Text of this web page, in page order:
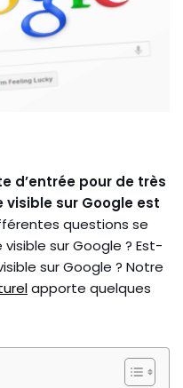
d’entrée pour de très
visible sur Google est
questions se
sur Google ? Est-
sur Google ? Notre
apporte quelques